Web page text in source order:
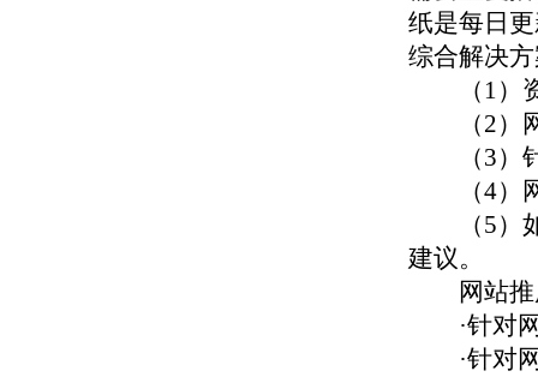
纸是每日
综合解决
（1）资
（2）网
（3）针
（4）网
（5）如
建议。
网站推
·针对网
·针对网